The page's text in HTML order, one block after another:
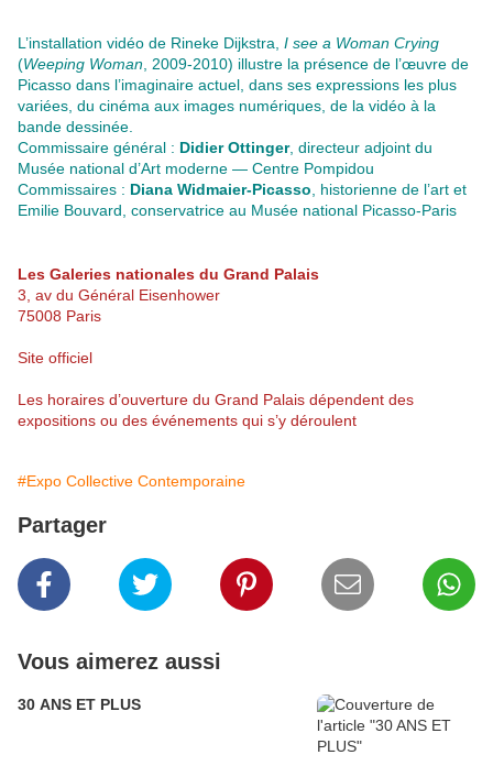
L’installation vidéo de Rineke Dijkstra, I see a Woman Crying
(Weeping Woman , 2009-2010) illustre la présence de l’œuvre de
Picasso dans l’imaginaire actuel, dans ses expressions les plus
variées, du cinéma aux images numériques, de la vidéo à la
bande dessinée.
Commissaire général : Didier Ottinger, directeur adjoint du
Musée national d’Art moderne — Centre Pompidou
Commissaires : Diana Widmaier-Picasso , historienne de l’art et
Emilie Bouvard, conservatrice au Musée national Picasso-Paris
Les Galeries nationales du Grand Palais
3, av du Général Eisenhower
75008 Paris
Site officiel
Les horaires d’ouverture du Grand Palais dépendent des
expositions ou des événements qui s’y déroulent
#Expo Collective Contemporaine
Partager
Vous aimerez aussi
30 ANS ET PLUS